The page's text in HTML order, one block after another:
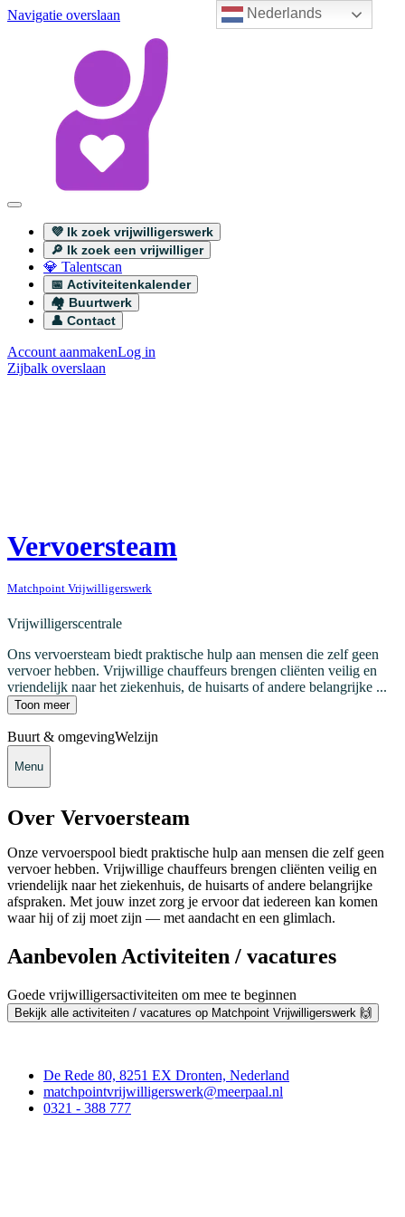
Nederlands
Navigatie overslaan
💜 Ik zoek vrijwilligerswerk
🔎 Ik zoek een vrijwilliger
💎 Talentscan
📅 Activiteitenkalender
🏘️ Buurtwerk
👤 Contact
Account aanmakenLog in
Zijbalk overslaan
Vervoersteam
Matchpoint Vrijwilligerswerk
Vrijwilligerscentrale
Ons vervoersteam biedt praktische hulp aan mensen die zelf geen
vervoer hebben. Vrijwillige chauffeurs brengen cliënten veilig en
vriendelijk naar het ziekenhuis, de huisarts of andere belangrijke ...
Toon meer
Buurt & omgevingWelzijn
Menu
Over Vervoersteam
Onze vervoerspool biedt praktische hulp aan mensen die zelf geen
vervoer hebben. Vrijwillige chauffeurs brengen cliënten veilig en
vriendelijk naar het ziekenhuis, de huisarts of andere belangrijke
afspraken. Met jouw inzet zorg je ervoor dat iedereen kan komen
waar hij of zij moet zijn — met aandacht en een glimlach.
Aanbevolen Activiteiten / vacatures
Goede vrijwilligersactiviteiten om mee te beginnen
Bekijk alle activiteiten / vacatures op Matchpoint Vrijwilligerswerk 🙌
De Rede 80, 8251 EX Dronten, Nederland
matchpointvrijwilligerswerk@meerpaal.nl
0321 - 388 777